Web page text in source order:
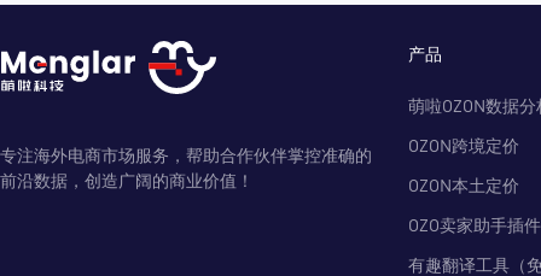
专注海外电商市场服务，帮助合作伙伴掌控准确的
前沿数据，创造广阔的商业价值！
产品
萌啦OZON数据分
OZON跨境定价
OZON本土定价
OZO卖家助手插件
有趣翻译工具（